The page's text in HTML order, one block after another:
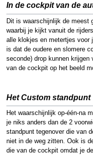
In de cockpit van de
Dit is waarschijnlijk de meest
waarbij je kijkt vanuit de
alle klokjes en metertjes voor
is dat de oudere en slomere
seconde) drop kunnen krijgen
van de cockpit op het beeld
Het Custom standpunt
Het waarschijnlijk op-één-na
je niks anders dan de 2
standpunt tegenover die van
niet in de weg zitten. Ook is
die van de cockpit omdat je